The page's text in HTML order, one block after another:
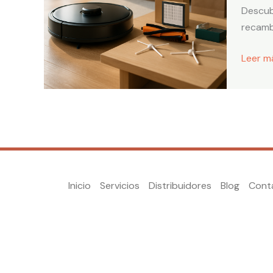
Leer
Inicio Servicios Distribuidores Blog